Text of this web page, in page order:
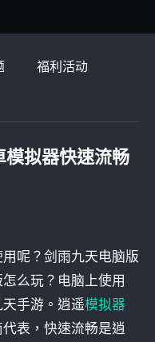
福利活动
拟器快速流畅
呢？剑雨九天电脑版
么玩？电脑上使用
手游。逍遥模拟器
表，快速流畅是逍